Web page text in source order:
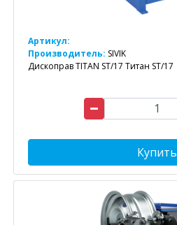
Артикул:
Производитель: SIVIK
Дископрав TITAN ST/17 Титан ST/17
Купить